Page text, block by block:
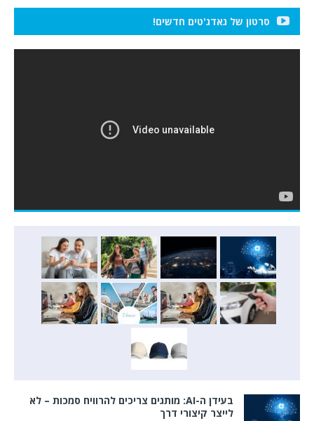
סרטון של גאדג'טים חדשים!
בעידן ה-AI: מותגים צריכים להרוויח סמכות – לא
לייצר קיצורי דרך